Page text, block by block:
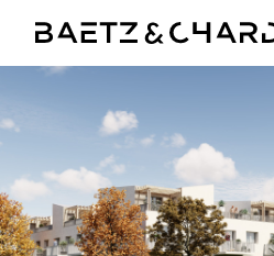
PROJETS
LOGEMENTS NEUFS
LOGEMENTS RÉHABILITÉS
EQUIPEMENTS
TERTIAIRE
AGENCE